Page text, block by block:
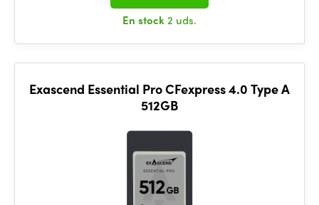
En stock2 uds.
Exascend Essential Pro CFexpress 4.0 Type A
512GB